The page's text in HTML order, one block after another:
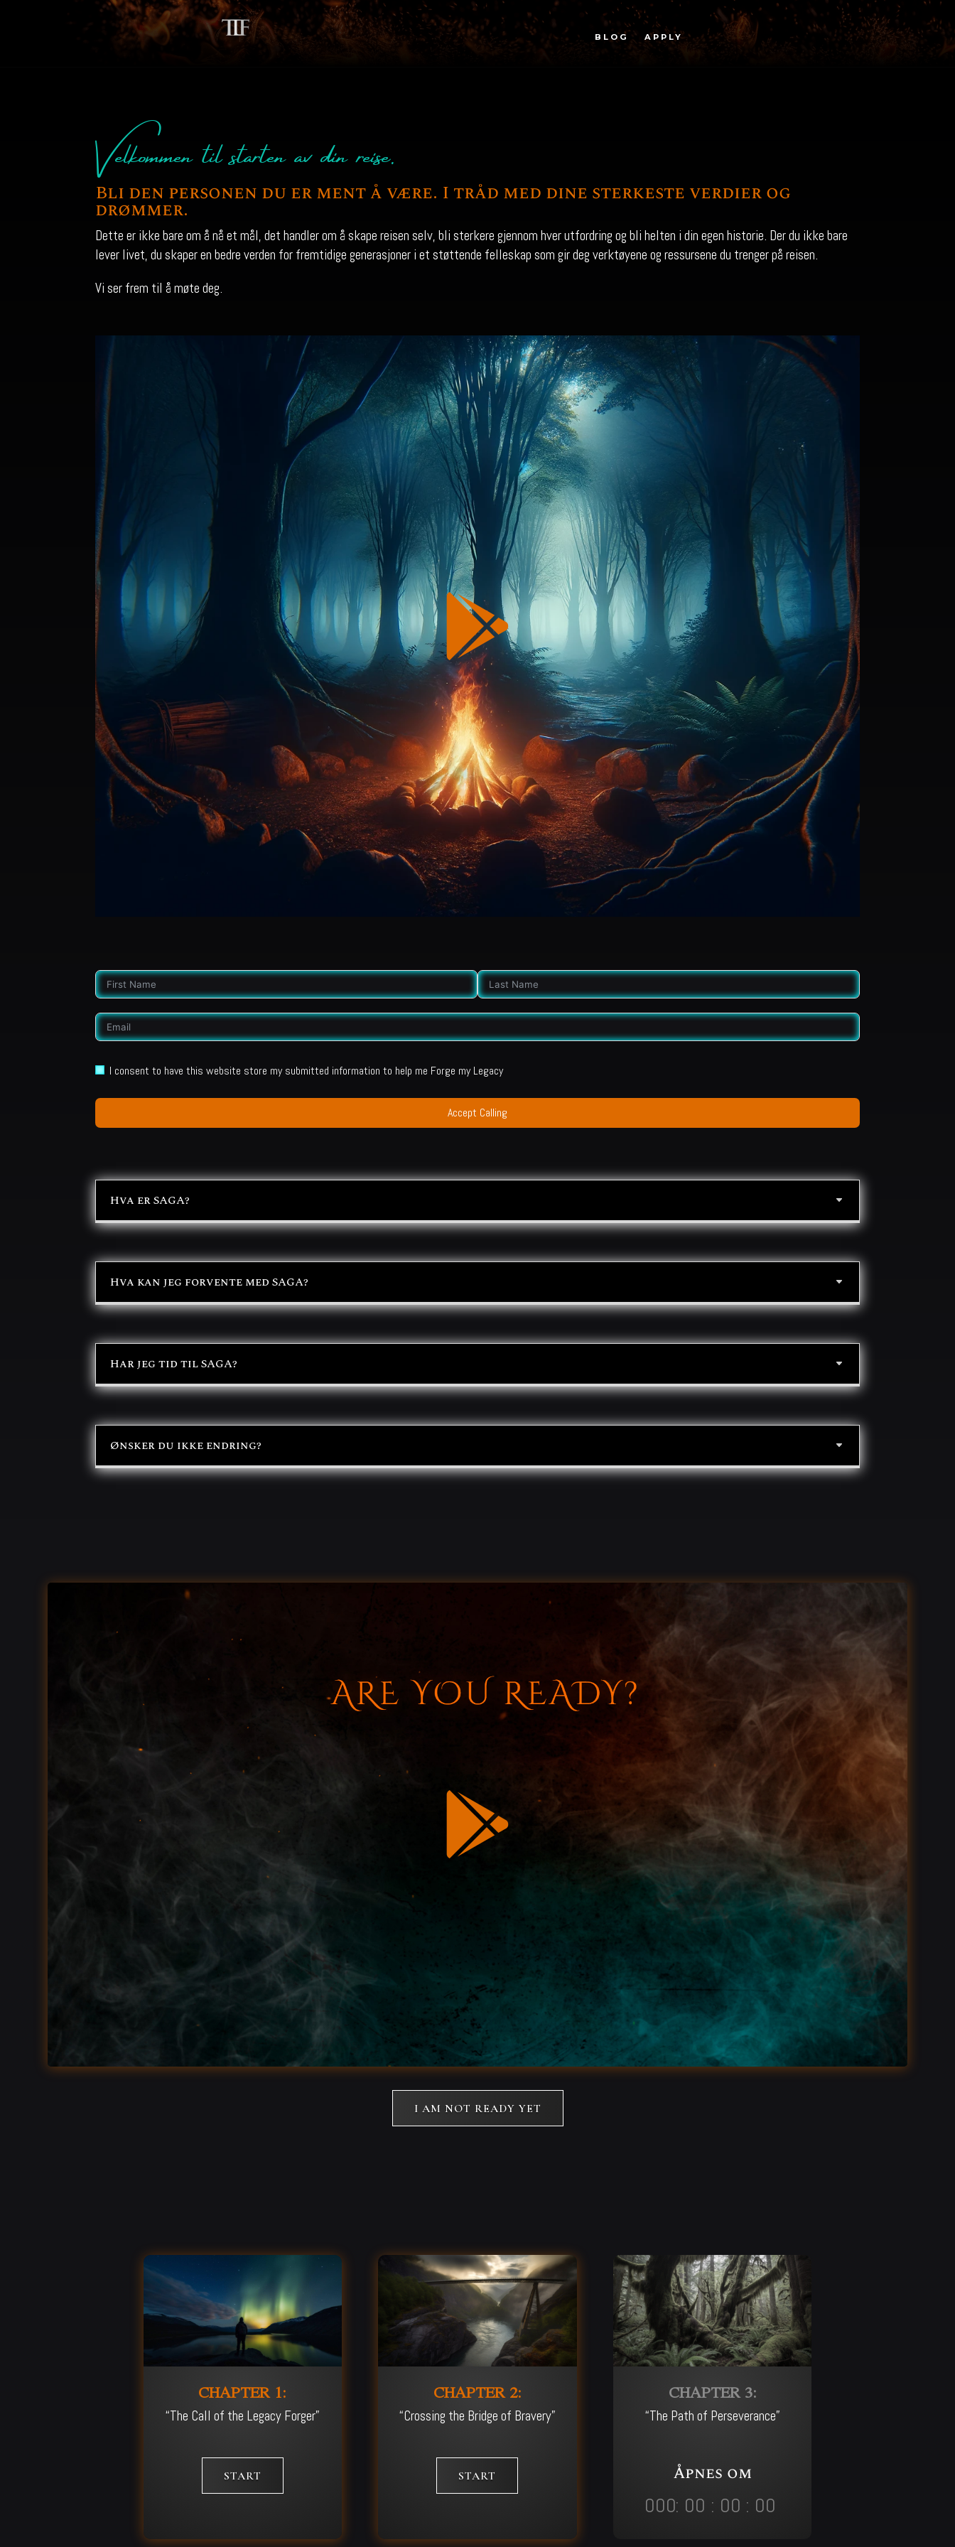
BLOG APPLY
Velkommen til starten av din reise.
Bli den personen du er ment å være. I tråd med dine sterkeste verdier og
drømmer.
Dette er ikke bare om å nå et mål, det handler om å skape reisen selv, bli sterkere gjennom hver utfordring og bli helten i din egen historie. Der du ikke bare
lever livet, du skaper en bedre verden for fremtidige generasjoner i et støttende felleskap som gir deg verktøyene og ressursene du trenger på reisen.
Vi ser frem til å møte deg.
I consent to have this website store my submitted information to help me Forge my Legacy
Accept Calling
Hva er SAGA?
Hva kan jeg forvente med SAGA?
Har jeg tid til SAGA?
Ønsker du ikke endring?
I AM NOT READY YET
CHAPTER 1:
“The Call of the Legacy Forger”
START
CHAPTER 2:
“Crossing the Bridge of Bravery”
START
CHAPTER 3:
“The Path of Perseverance”
Åpnes om
000: 00 : 00 : 00